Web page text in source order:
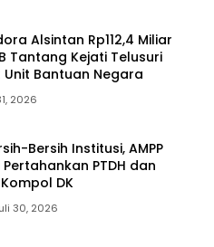
Alsintan Rp112,4 Miliar
Tantang Kejati Telusuri
Unit Bantuan Negara
2026
Bersih Institusi, AMPP
Pertahankan PTDH dan
DK
30, 2026